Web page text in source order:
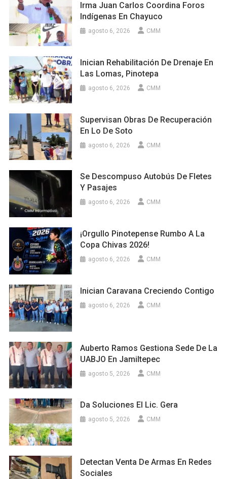
Irma Juan Carlos Coordina Foros
Indígenas En Chayuco
agosto 6, 2026 CMM
Inician Rehabilitación De Drenaje En
Las Lomas, Pinotepa
agosto 6, 2026 CMM
Supervisan Obras De Recuperación
En Lo De Soto
agosto 6, 2026 CMM
Se Descompuso Autobús De Fletes
Y Pasajes
agosto 6, 2026 CMM
¡Orgullo Pinotepense Rumbo A La
Copa Chivas 2026!
agosto 6, 2026 CMM
Inician Caravana Creciendo Contigo
agosto 6, 2026 CMM
Auberto Ramos Gestiona Sede De La
UABJO En Jamiltepec
agosto 5, 2026 CMM
Da Soluciones El Lic. Gera
agosto 5, 2026 CMM
Detectan Venta De Armas En Redes
Sociales